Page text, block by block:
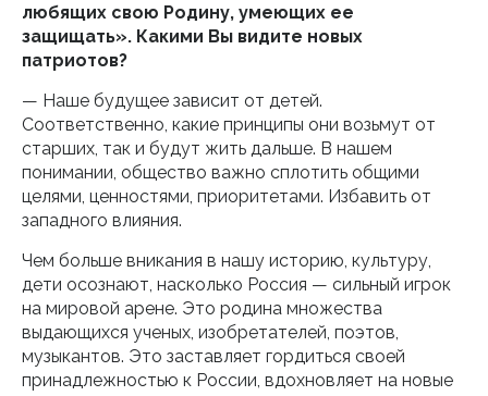
любящих свою Родину, умеющих ее
защищать». Какими Вы видите новых
патриотов?
— Наше будущее зависит от детей.
Соответственно, какие принципы они возьмут от
старших, так и будут жить дальше. В нашем
понимании, общество важно сплотить общими
целями, ценностями, приоритетами. Избавить от
западного влияния.
Чем больше вникания в нашу историю, культуру,
дети осознают, насколько Россия — сильный игрок
на мировой арене. Это родина множества
выдающихся ученых, изобретателей, поэтов,
музыкантов. Это заставляет гордиться своей
принадлежностью к России, вдохновляет на новые